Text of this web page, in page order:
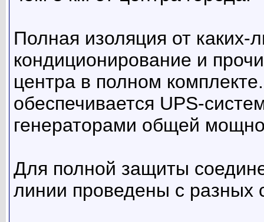
Полная изоляция от
кондиционирование и
центра в полном
обеспечивается UPS-
генераторами общей
Для полной защиты
линии проведены с разных